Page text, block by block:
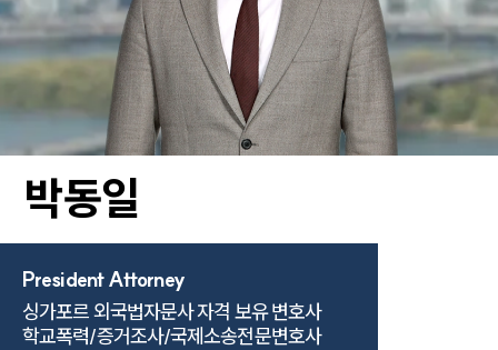
박동일
President Attorney
싱가포르 외국법자문사 자격 보유 변호사
학교폭력/증거조사/국제소송전문변호사